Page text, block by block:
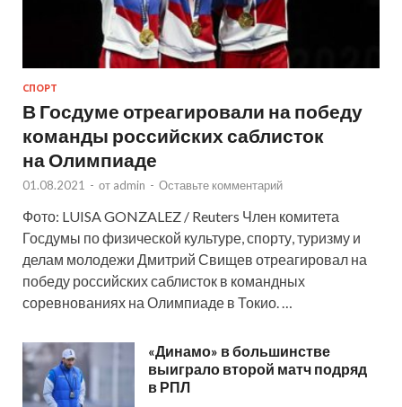
СПОРТ
В Госдуме отреагировали на победу
команды российских саблисток
на Олимпиаде
01.08.2021 - от admin - Оставьте комментарий
Фото: LUISA GONZALEZ / Reuters Член комитета
Госдумы по физической культуре, спорту, туризму и
делам молодежи Дмитрий Свищев отреагировал на
победу российских саблисток в командных
соревнованиях на Олимпиаде в Токио. …
«Динамо» в большинстве
выиграло второй матч подряд
в РПЛ